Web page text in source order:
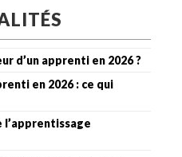
d’un apprenti en 2026 ?
en 2026 : ce qui
l’apprentissage